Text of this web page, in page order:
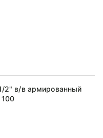
2" в/в армированный